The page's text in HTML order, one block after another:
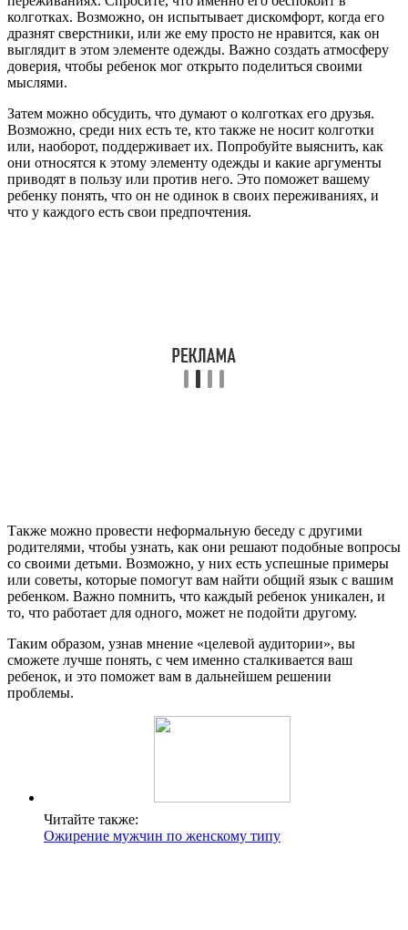
колготках. Возможно, он испытывает дискомфорт, когда его
дразнят сверстники, или же ему просто не нравится, как он
выглядит в этом элементе одежды. Важно создать атмосферу
доверия, чтобы ребенок мог открыто поделиться своими
мыслями.
Затем можно обсудить, что думают о колготках его друзья.
Возможно, среди них есть те, кто также не носит колготки
или, наоборот, поддерживает их. Попробуйте выяснить, как
они относятся к этому элементу одежды и какие аргументы
приводят в пользу или против него. Это поможет вашему
ребенку понять, что он не одинок в своих переживаниях, и
что у каждого есть свои предпочтения.
Также можно провести неформальную беседу с другими
родителями, чтобы узнать, как они решают подобные вопросы
со своими детьми. Возможно, у них есть успешные примеры
или советы, которые помогут вам найти общий язык с вашим
ребенком. Важно помнить, что каждый ребенок уникален, и
то, что работает для одного, может не подойти другому.
Таким образом, узнав мнение «целевой аудитории», вы
сможете лучше понять, с чем именно сталкивается ваш
ребенок, и это поможет вам в дальнейшем решении
проблемы.
Читайте также:
Ожирение мужчин по женскому типу